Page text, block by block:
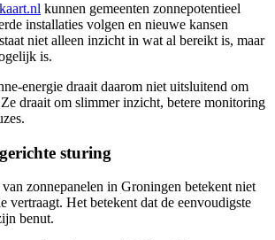
kunnen gemeenten zonnepotentieel
installaties volgen en nieuwe kansen
niet alleen inzicht in wat al bereikt is, maar
is.
energie draait daarom niet uitsluitend om
draait om slimmer inzicht, betere monitoring
sturing
zonnepanelen in Groningen betekent niet
vertraagt. Het betekent dat de eenvoudigste
benut.